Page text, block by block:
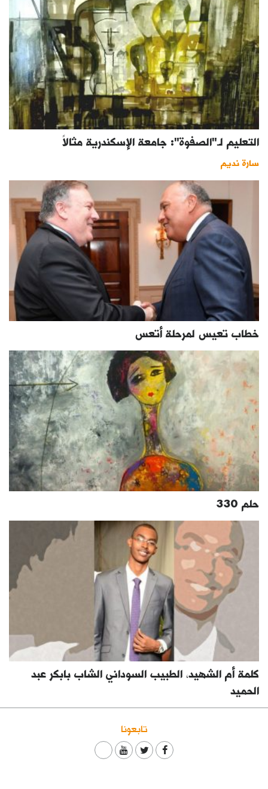
التعليم لـ"الصفوة": جامعة الإسكندرية مثالاً
سارة نديم
خطاب تعيس لمرحلة أتعس
حلم 330
كلمة أم الشهيد، الطبيب السوداني الشاب بابكر عبد
الحميد
تابعونا